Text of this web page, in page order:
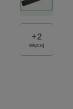
+2
więcej